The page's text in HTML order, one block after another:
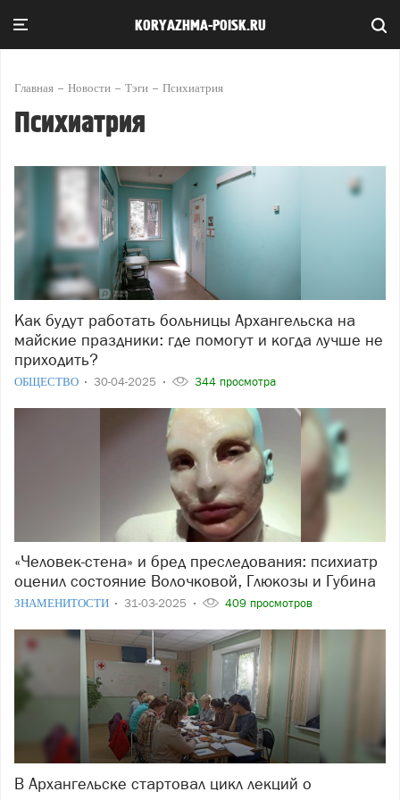
KORYAZHMA-POISK.RU
Главная Новости Тэги Психиатрия
Психиатрия
Как будут работать больницы Архангельска на
майские праздники: где помогут и когда лучше не
приходить?
ОБЩЕСТВО 30-04-2025 344 просмотра
«Человек-стена» и бред преследования: психиатр
оценил состояние Волочковой, Глюкозы и Губина
ЗНАМЕНИТОСТИ 31-03-2025 409 просмотров
В Архангельске стартовал цикл лекций о